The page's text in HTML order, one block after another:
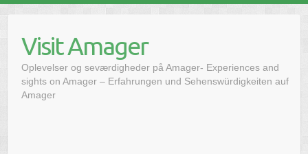
contentVisit Amager
Oplevelser og seværdigheder på Amager- Experiences and
sights on Amager – Erfahrungen und Sehenswürdigkeiten auf
Amager